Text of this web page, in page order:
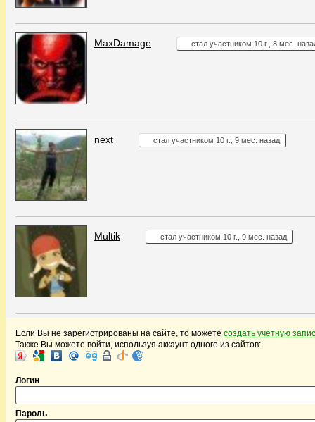
MaxDamage стал участником 10 г., 8 мес.
next стал участником 10 г., 9 мес. назад
Multik стал участником 10 г., 9 мес. назад
Если Вы не зарегистрированы на сайте, то можете создать учетную
Также Вы можете войти, используя аккаунт одного из сайтов:
Логин
Пароль